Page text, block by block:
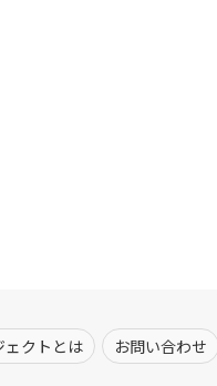
ェクトとは お問い合わせ